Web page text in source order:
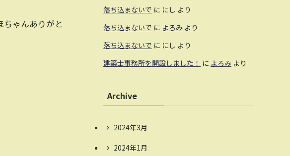
ゃんありがと
落ち込まないで に にし より
落ち込まないで に よろみ より
落ち込まないで に にし より
建築士事務所を開設しました！ に よろみ より
Archive
2024年3月
2024年1月